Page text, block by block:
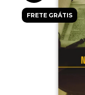
FRETE GRÁTIS